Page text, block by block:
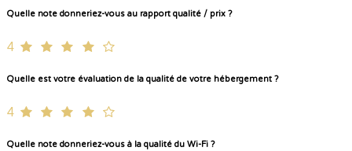
Quelle note donneriez-vous au rapport qualité / prix ?
4
Quelle est votre évaluation de la qualité de votre hébergement ?
4
Quelle note donneriez-vous à la qualité du Wi-Fi ?